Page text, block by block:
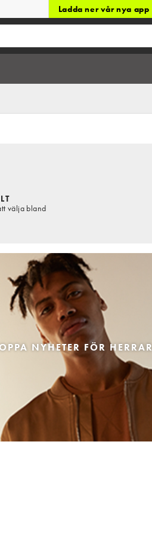
Ladda ner vår nya app
välja bland
NYHETER FÖR HERRAR